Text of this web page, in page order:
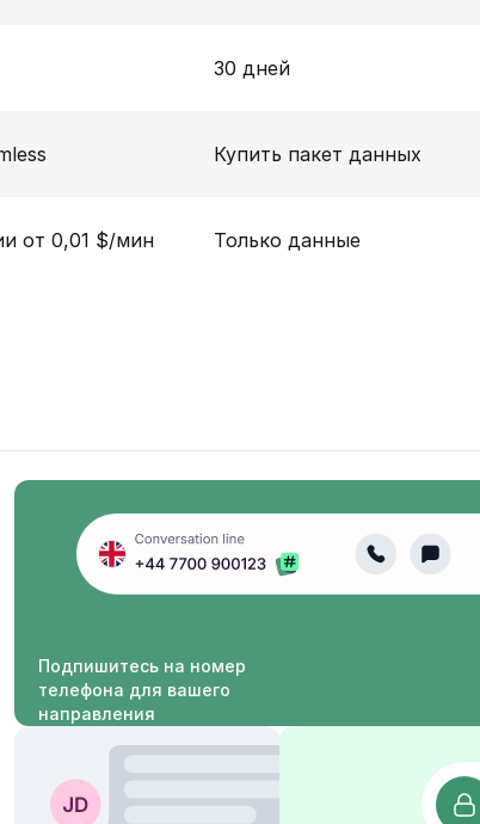
30 дней
Купить пакет данных
от 0,01 $/мин Только данные
Подпишитесь на номер
телефона для вашего
направления